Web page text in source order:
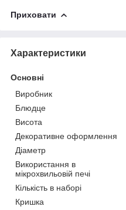
Приховати
Характеристики
Основні
Виробник
Блюдце
Висота
Декоративне оформлення
Діаметр
Використання в
мікрохвильовій печі
Кількість в наборі
Кришка